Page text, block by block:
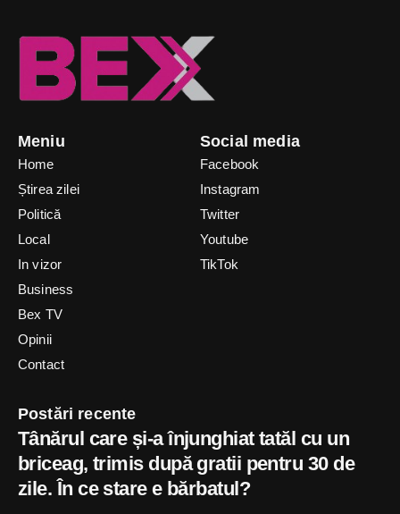
Meniu
Home
Știrea zilei
Politică
Local
In vizor
Business
Bex TV
Opinii
Contact
Social media
Facebook
Instagram
Twitter
Youtube
TikTok
Postări recente
Tânărul care și-a înjunghiat tatăl cu un
briceag, trimis după gratii pentru 30 de
zile. În ce stare e bărbatul?